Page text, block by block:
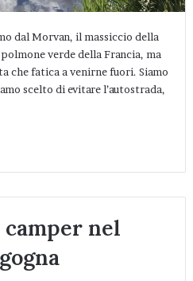
dal Morvan, il massiccio della
verde della Francia, ma
che fatica a venirne fuori. Siamo
scelto di evitare l’autostrada,
nel